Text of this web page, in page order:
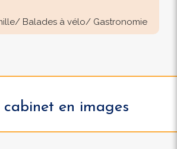
Balades à vélo/ Gastronomie
en images